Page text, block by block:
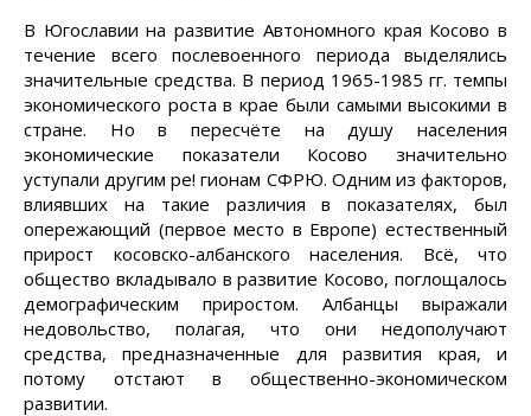
В Югославии на развитие Автономного края Косово в
течение всего послевоенного периода выделялись
значительные средства. В период 1965-1985 гг. темпы
экономического роста в крае были самыми высокими в
стране. Но в пересчёте на душу населения
экономические показатели Косово значительно
уступали другим ре! гионам СФРЮ. Одним из факторов,
влиявших на такие различия в показателях, был
опережающий (первое место в Европе) естественный
прирост косовско-албанского населения. Всё, что
общество вкладывало в развитие Косово, поглощалось
демографическим приростом. Албанцы выражали
недовольство, полагая, что они недополучают
средства, предназначенные для развития края, и
потому отстают в общественно-экономическом
развитии.